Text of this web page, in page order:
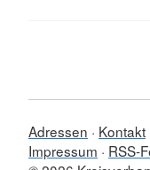
Adressen Kontakt
Impressum
RSS-